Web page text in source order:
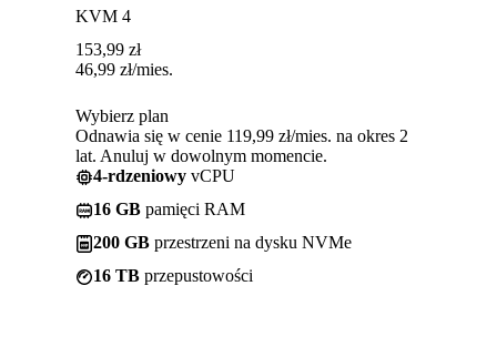
KVM 4
153,99 zł
46,99 zł/mies.
Wybierz plan
Odnawia się w cenie 119,99 zł/mies. na okres 2
lat. Anuluj w dowolnym momencie.
4-rdzeniowy vCPU
16 GB pamięci RAM
200 GB przestrzeni na dysku NVMe
16 TB przepustowości